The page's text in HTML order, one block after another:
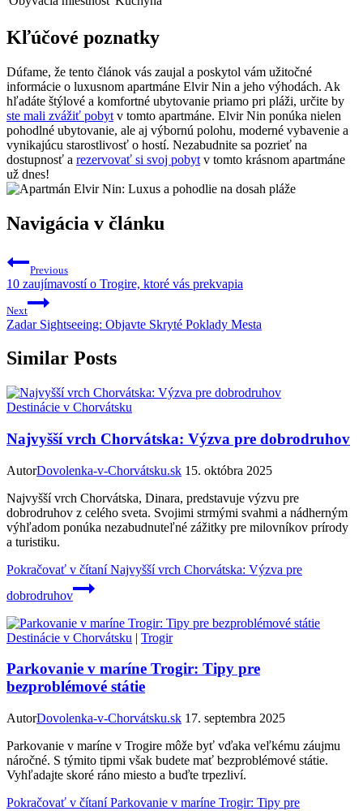
Kľúčové poznatky
Dúfame, že tento článok vás zaujal a poskytol vám užitočné
informácie o luxusnom apartmáne Elvir Nin a jeho výhodách. Ak
hľadáte štýlové a komfortné ubytovanie priamo pri pláži, určite by
ste mali zvážiť pobyt v tomto apartmáne. Elvir Nin ponúka nielen
pohodlné ubytovanie, ale aj výbornú polohu, moderné vybavenie a
vynikajúcu starostlivosť o hostí. Nezabudnite sa pozrieť na
dostupnosť a rezervovať si svoj pobyt v tomto krásnom apartmáne
už dnes!
Navigácia v článku
Previous
10 zaujímavostí o Trogire, ktoré vás prekvapia
Next
Zadar Sightseeing: Objavte Skryté Poklady Mesta
Similar Posts
Destinácie v Chorvátsku
Najvyšší vrch Chorvátska: Výzva pre dobrodruhov
AutorDovolenka-v-Chorvátsku.sk 15. októbra 2025
Najvyšší vrch Chorvátska, Dinara, predstavuje výzvu pre
dobrodruhov z celého sveta. Svojimi strmými svahmi a nádherným
výhľadom ponúka nezabudnuteľné zážitky pre milovníkov prírody
a turistiku.
Pokračovať v čítaníNajvyšší vrch Chorvátska: Výzva pre
dobrodruhov
Destinácie v Chorvátsku | Trogir
Parkovanie v maríne Trogir: Tipy pre
bezproblémové státie
AutorDovolenka-v-Chorvátsku.sk 17. septembra 2025
Parkovanie v maríne v Trogire môže byť vďaka veľkému záujmu
náročné. S týmito tipmi však budete mať bezproblémové státie.
Vyhľadajte skoré ráno miesto a buďte trpezliví.
Pokračovať v čítaníParkovanie v maríne Trogir: Tipy pre